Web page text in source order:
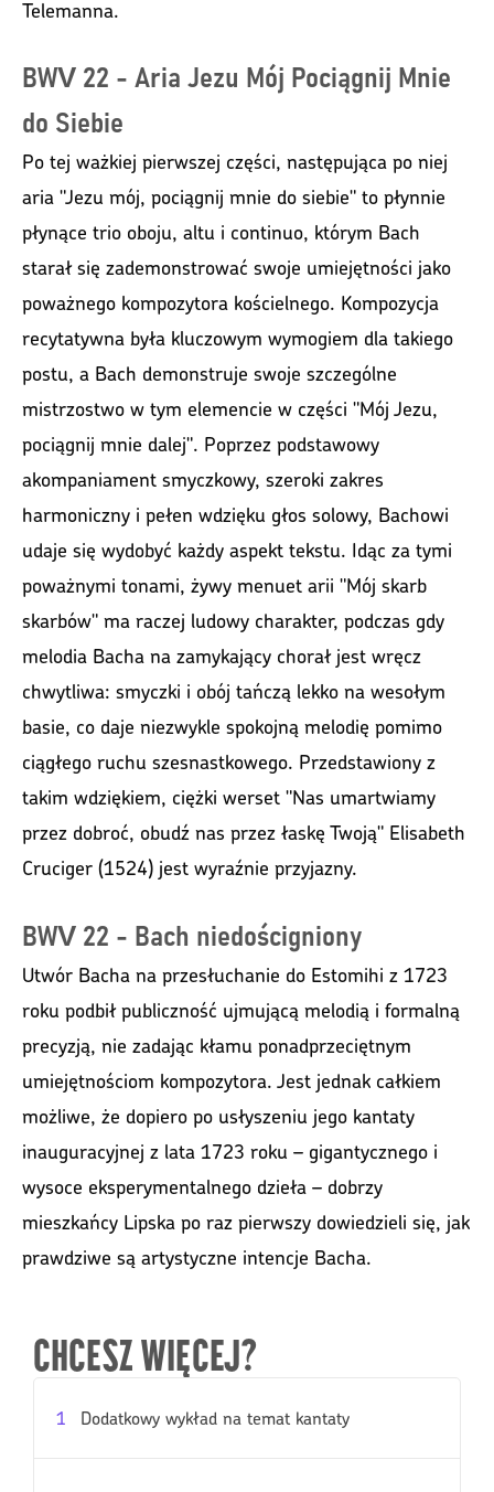
Telemanna.
BWV 22 - Aria Jezu Mój Pociągnij Mnie
do Siebie
Po tej ważkiej pierwszej części, następująca po niej
aria "Jezu mój, pociągnij mnie do siebie" to płynnie
płynące trio oboju, altu i continuo, którym Bach
starał się zademonstrować swoje umiejętności jako
poważnego kompozytora kościelnego. Kompozycja
recytatywna była kluczowym wymogiem dla takiego
postu, a Bach demonstruje swoje szczególne
mistrzostwo w tym elemencie w części "Mój Jezu,
pociągnij mnie dalej". Poprzez podstawowy
akompaniament smyczkowy, szeroki zakres
harmoniczny i pełen wdzięku głos solowy, Bachowi
udaje się wydobyć każdy aspekt tekstu. Idąc za tymi
poważnymi tonami, żywy menuet arii "Mój skarb
skarbów" ma raczej ludowy charakter, podczas gdy
melodia Bacha na zamykający chorał jest wręcz
chwytliwa: smyczki i obój tańczą lekko na wesołym
basie, co daje niezwykle spokojną melodię pomimo
ciągłego ruchu szesnastkowego. Przedstawiony z
takim wdziękiem, ciężki werset "Nas umartwiamy
przez dobroć, obudź nas przez łaskę Twoją" Elisabeth
Cruciger (1524) jest wyraźnie przyjazny.
BWV 22 - Bach niedościgniony
Utwór Bacha na przesłuchanie do Estomihi z 1723
roku podbił publiczność ujmującą melodią i formalną
precyzją, nie zadając kłamu ponadprzeciętnym
umiejętnościom kompozytora. Jest jednak całkiem
możliwe, że dopiero po usłyszeniu jego kantaty
inauguracyjnej z lata 1723 roku – gigantycznego i
wysoce eksperymentalnego dzieła – dobrzy
mieszkańcy Lipska po raz pierwszy dowiedzieli się, jak
prawdziwe są artystyczne intencje Bacha.
CHCESZ WIĘCEJ?
1 Dodatkowy wykład na temat kantaty